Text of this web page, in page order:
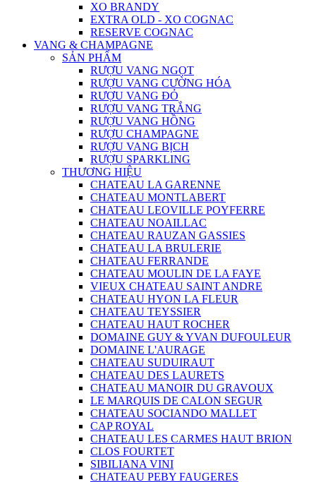
XO BRANDY
EXTRA OLD - XO COGNAC
RESERVE COGNAC
VANG & CHAMPAGNE
SẢN PHẨM
RƯỢU VANG NGỌT
RƯỢU VANG CƯỜNG HÓA
RƯỢU VANG ĐỎ
RƯỢU VANG TRẮNG
RƯỢU VANG HỒNG
RƯỢU CHAMPAGNE
RƯỢU VANG BỊCH
RƯỢU SPARKLING
THƯƠNG HIỆU
CHATEAU LA GARENNE
CHATEAU MONTLABERT
CHATEAU LEOVILLE POYFERRE
CHATEAU NOAILLAC
CHATEAU RAUZAN GASSIES
CHATEAU LA BRULERIE
CHATEAU FERRANDE
CHATEAU MOULIN DE LA FAYE
VIEUX CHATEAU SAINT ANDRE
CHATEAU HYON LA FLEUR
CHATEAU TEYSSIER
CHATEAU HAUT ROCHER
DOMAINE GUY & YVAN DUFOULEUR
DOMAINE L'AURAGE
CHATEAU SUDUIRAUT
CHATEAU DES LAURETS
CHATEAU MANOIR DU GRAVOUX
LE MARQUIS DE CALON SEGUR
CHATEAU SOCIANDO MALLET
CAP ROYAL
CHATEAU LES CARMES HAUT BRION
CLOS FOURTET
SIBILIANA VINI
CHATEAU PEBY FAUGERES